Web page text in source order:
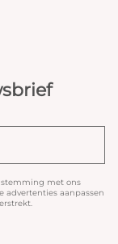
met ons
advertenties aanpassen